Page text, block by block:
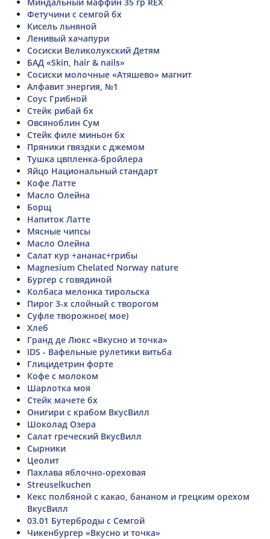
Фетучини с семгой бх
Кисель льняной
Ленивый хачапури
Сосиски Великолукский Детям
БАД «Skin, hair & nails»
Сосиски молочные «Атяшево» магнит
Алфавит энергия, №1
Соус Грибной
Стейк рибай бх
Овсяноблин Сум
Стейк филе миньон бх
Пряники гвяздки с джемом
Тушка цвпленка-бройлера
Яйцо Национальный стандарт
Кофе Латте
Масло Олейна
Борщ
Напиток Латте
Мясные чипсы
Масло Олейна
Салат кур +ананас+грибы
Magnesium Chelated Norway nature
Бургер с говядиной
Колбаса мелонка тирольска
Пирог 3-х слойный с творогом
Суфле творожное( мое)
Хлеб
Гранд де Люкс «Вкусно и точка»
IDS - Вафельные рулетики витьба
Глицидетрин форте
Кофе с молоком
Шарлотка моя
Стейк мачете бх
Онигири с крабом ВкусВилл
Шоколад Озера
Салат греческий ВкусВилл
Сырники
Цеолит
Пахлава яблочно-ореховая
Streuselkuchen
Кекс полбяной с какао, бананом и грецким орехом
ВкусВилл
03.01 Бутерброды с Семгой
Чикенбургер «Вкусно и точка»